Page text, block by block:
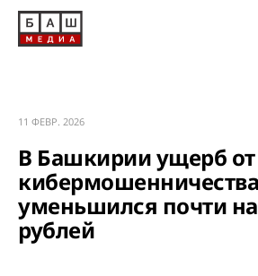
11 ФЕВР. 2026
В Башкирии ущерб от
кибермошенничества
уменьшился почти
рублей